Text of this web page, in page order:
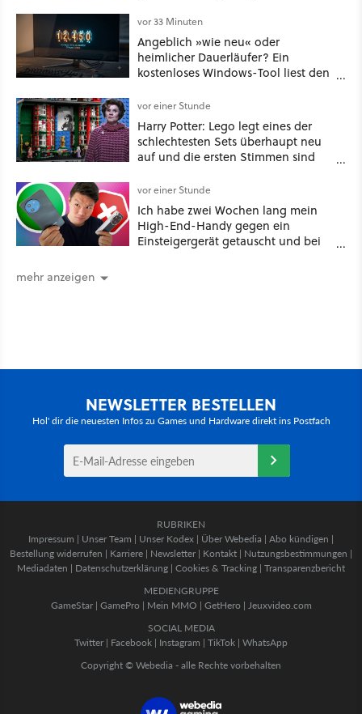
vor 33 Minuten
Angeblich »wie neu« oder
heimlicher Dauerläufer? Ein
kostenloses Windows-Tool liest den
Monitors aus
vor einer Stunde
Harry Potter: Lego legt eines der
schlechtesten Sets überhaupt neu
auf und die ersten Stimmen sind
vor einer Stunde
Ich habe zwei Wochen lang mein
High-End-Handy gegen ein
Einsteigergerät getauscht und bei
mehr anzeigen
NEWSLETTER BESTELLEN
Hol' dir die neuesten Infos zu Games und Hardware direkt ins Postfach
RUBRIKEN
Impressum | Unser Team | Unser Kodex | Über Webedia | Abo kündigen |
Bestellung widerrufen | Karriere | Newsletter | Kontakt | Nutzungsbestimmungen |
Mediadaten | Datenschutzerklärung | Cookies & Tracking | Transparenzbericht
MEDIENGRUPPE
GameStar| GamePro | Mein MMO | GetHero | Jeuxvideo.com
SOCIAL MEDIA
Twitter | Facebook | Instagram | TikTok | WhatsApp
Copyright © Webedia - alle Rechte vorbehalten